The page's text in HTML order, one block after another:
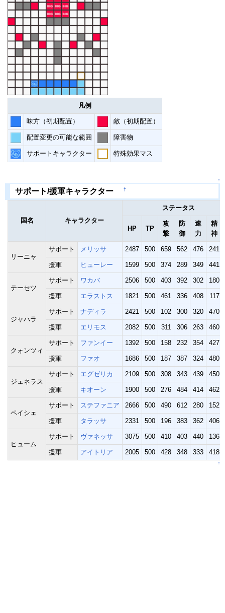
凡例
味方（初期配置） 敵（初期配置）
配置変更の可能な範囲 障害物
サポートキャラクター 特殊効果マス
↑
サポート/援軍キャラクター †
国名 キャラクター
ステータス
HP TP
攻
撃
防
御
速
力
精
神
リーニャ
サポート メリッサ 2487 500 659 562 476 241
援軍 ヒューレー 1599 500 374 289 349 441
テーセツ
サポート ワカバ 2506 500 403 392 302 180
援軍 エラストス 1821 500 461 336 408 117
ジャハラ
サポート ナディラ 2421 500 102 300 320 470
援軍 エリモス 2082 500 311 306 263 460
クォンツィ
サポート ファンイー 1392 500 158 232 354 427
援軍 ファオ 1686 500 187 387 324 480
ジェネラス
サポート エグゼリカ 2109 500 308 343 439 450
援軍 キオーン 1900 500 276 484 414 462
ペイシェ
サポート ステファニア 2666 500 490 612 280 152
援軍 タラッサ 2331 500 196 383 362 406
ヒューム
サポート ヴァネッサ 3075 500 410 403 440 136
援軍 アイトリア 2005 500 428 348 333 418
↑